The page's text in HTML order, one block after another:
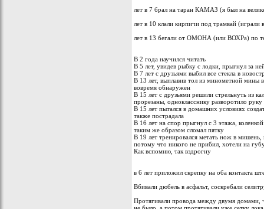
лет в 7 брал на таран КАМАЗ (я был на
лет в 10 клали кирпичи под трамвай (играли
лет в 13 бегали от ОМОНА (или ВОХРа) по
В 2 года научился читать
В 5 лет, увидев рыбку с лодки, прыгнул за
В 7 лет с друзьями выбил все стекла в
В 13 лет, выплавив тол из минометной мины
вовремя обнаружен
В 15 лет с друзьями решили стрельнуть из
прорезаны, однокласснику разворотило руку
В 15 лет пытался в домашних условиях
также пострадала
В 16 лет на спор прыгнул с 3 этажа,
таким же образом сломал пятку
В 19 лет тренировался метать нож в
потому что никого не прибил, хотели на
Как вспомню, так вздрогну
в 6 лет приложил скрепку на оба контакта
Вбивали дюбель в асфальт, соскребали
Протягивали провода между двумя домами,